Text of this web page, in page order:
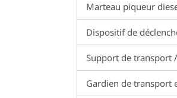
Marteau piqueur
Dispositif de
Support de transport
Gardien de transport